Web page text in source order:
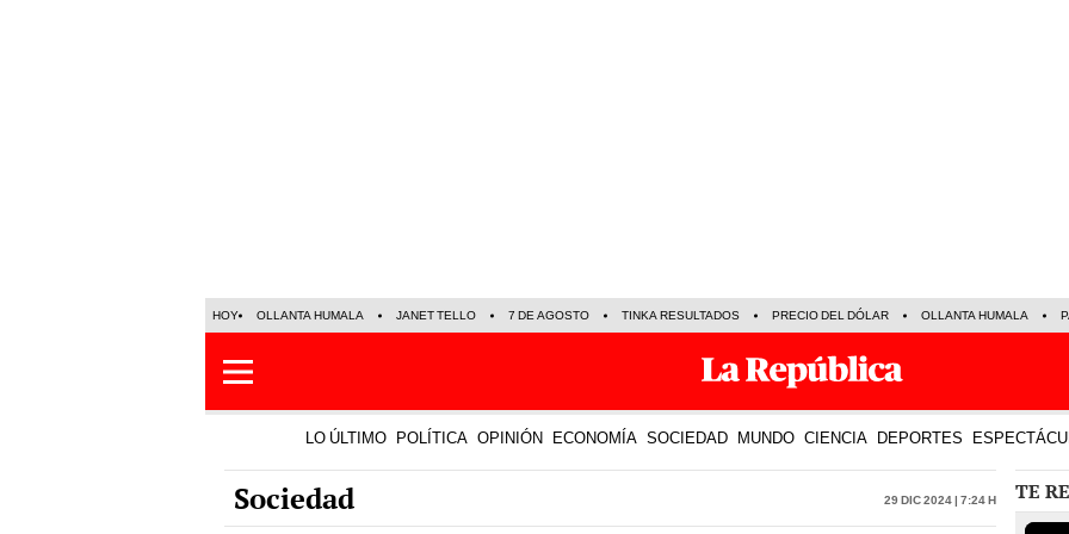
HOY OLLANTA HUMALA JANET TELLO 7 DE AGOSTO TINKA RESULTADOS PRECIO DEL DÓLAR OLLANTA HUMALA
LO ÚLTIMO POLÍTICA OPINIÓN ECONOMÍA SOCIEDAD MUNDO CIENCIA DEPORTES
Sociedad 29 Dic 2024 | 7:24 h TE